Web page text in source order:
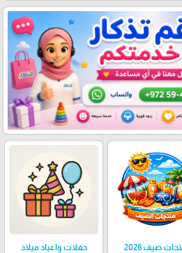
صيف 2026 حفلات واعياد ميلاد